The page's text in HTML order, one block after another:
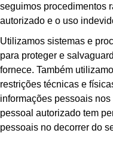
seguimos procedimentos
autorizado e o uso
Utilizamos sistemas e
para proteger e
fornece. Também
restrições técnicas e
informações pessoais
pessoal autorizado tem
pessoais no decorrer do